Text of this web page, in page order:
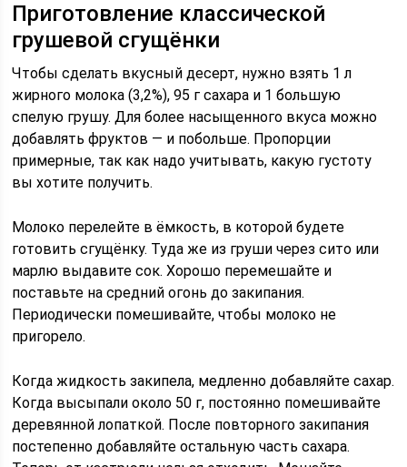
Приготовление классической
грушевой сгущёнки
Чтобы сделать вкусный десерт, нужно взять 1 л
жирного молока (3,2%), 95 г сахара и 1 большую
спелую грушу. Для более насыщенного вкуса можно
добавлять фруктов — и побольше. Пропорции
примерные, так как надо учитывать, какую густоту
вы хотите получить.
Молоко перелейте в ёмкость, в которой будете
готовить сгущёнку. Туда же из груши через сито или
марлю выдавите сок. Хорошо перемешайте и
поставьте на средний огонь до закипания.
Периодически помешивайте, чтобы молоко не
пригорело.
Когда жидкость закипела, медленно добавляйте сахар.
Когда высыпали около 50 г, постоянно помешивайте
деревянной лопаткой. После повторного закипания
постепенно добавляйте остальную часть сахара.